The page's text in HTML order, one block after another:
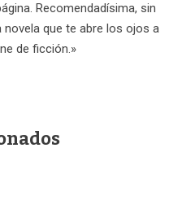
Recomendadísima, sin
novela que te abre los ojos a
de ficción.»